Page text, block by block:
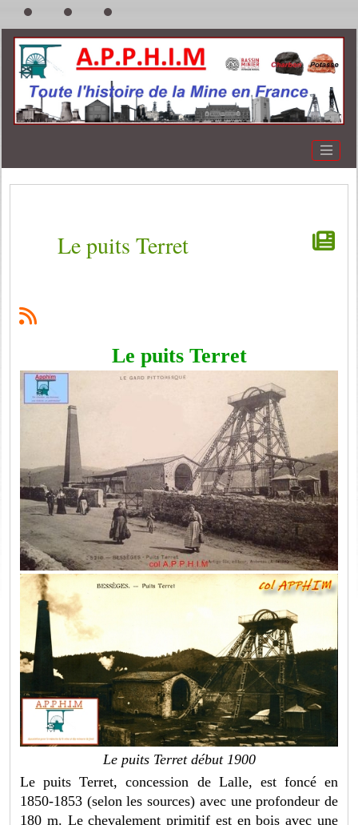
Le puits Terret
Le puits Terret
Le puits Terret début 1900
Le puits Terret, concession de Lalle, est foncé en
1850-1853 (selon les sources) avec une profondeur de
180 m. Le chevalement primitif est en bois avec une